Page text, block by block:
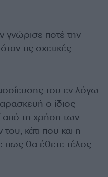
γνώρισε ποτέ την
τις σχετικές
του εν λόγω
ο ίδιος
από τη χρήση των
του, κάτι που και η
πως θα έθετε τέλος